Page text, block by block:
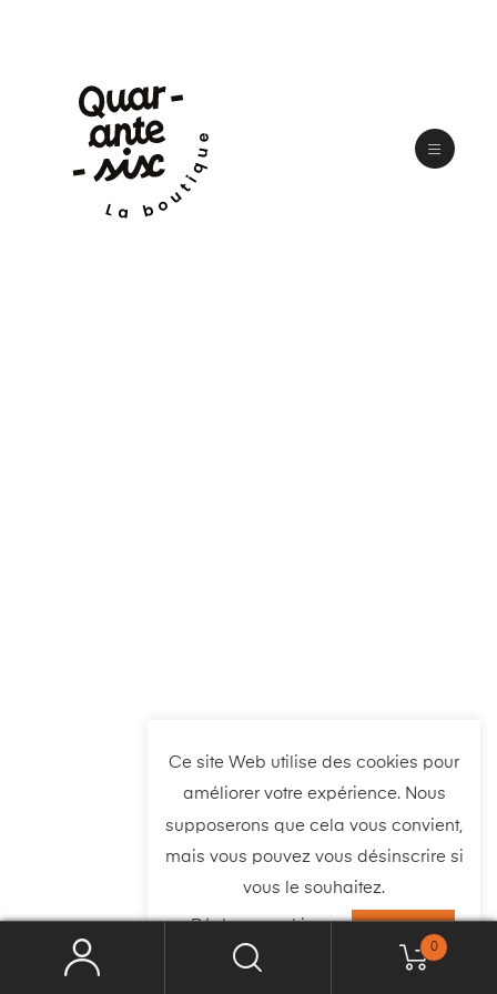
Ce site Web utilise des cookies pour
améliorer votre expérience. Nous
supposerons que cela vous convient,
mais vous pouvez vous désinscrire si
vous le souhaitez.
Réglage cookies ACCEPTER
0